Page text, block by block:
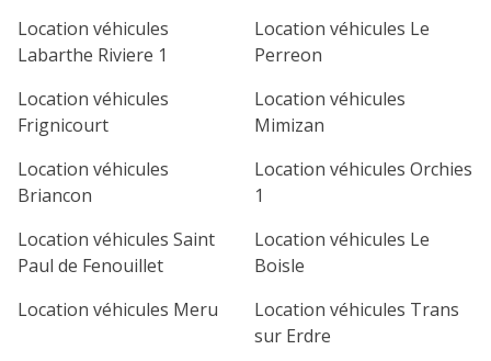
Location véhicules
Labarthe Riviere 1
Location véhicules Le
Perreon
Location véhicules
Frignicourt
Location véhicules
Mimizan
Location véhicules
Briancon
Location véhicules Orchies
1
Location véhicules Saint
Paul de Fenouillet
Location véhicules Le
Boisle
Location véhicules Meru
Location véhicules Trans
sur Erdre